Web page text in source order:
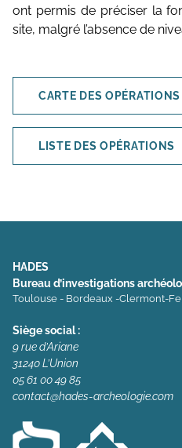
ont permis de préciser la
site, malgré l’absence de
CARTE DES OPÉRATIONS
LISTE DES OPÉRATIONS
HADES
Bureau d’investigations
Toulouse - Bordeaux -Clermont-
Siège social :
9 rue d’Ariane
31240 L’Union
05 61 00 49 85
contact@hades-archeologie.com